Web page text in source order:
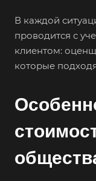
В каждой
проводится с
клиентом:
которые